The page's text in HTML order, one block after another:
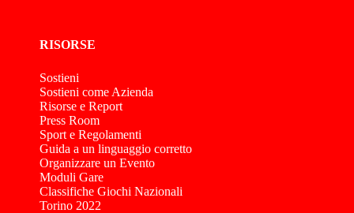
RISORSE
Sostieni
Sostieni come Azienda
Risorse e Report
Press Room
Sport e Regolamenti
Guida a un linguaggio corretto
Organizzare un Evento
Moduli Gare
Classifiche Giochi Nazionali
Torino 2022